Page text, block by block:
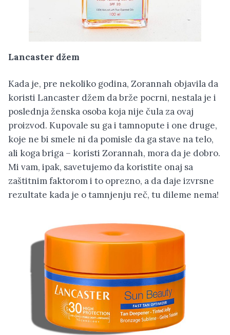
Lancaster džem
Kada je, pre nekoliko godina, Zorannah objavila da
koristi Lancaster džem da brže pocrni, nestala je i
poslednja ženska osoba koja nije čula za ovaj
proizvod. Kupovale su ga i tamnopute i one druge,
koje ne bi smele ni da pomisle da ga stave na telo,
ali koga briga – koristi Zorannah, mora da je dobro.
Mi vam, ipak, savetujemo da koristite onaj sa
zaštitnim faktorom i to oprezno, a da daje izvrsne
rezultate kada je o tamnjenju reč, tu dileme nema!